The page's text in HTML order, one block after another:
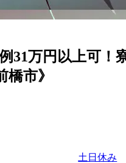
31万円以上可
市》
土日休み